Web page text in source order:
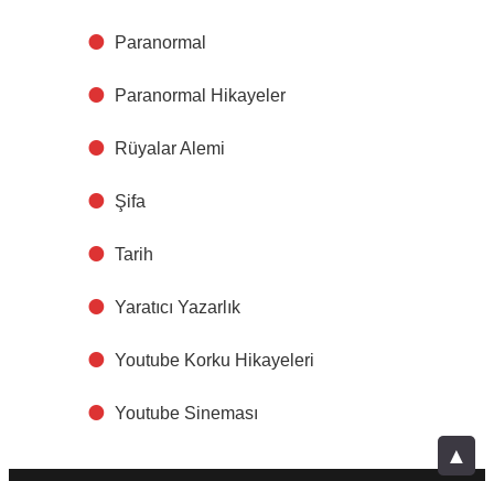
Paranormal
Paranormal Hikayeler
Rüyalar Alemi
Şifa
Tarih
Yaratıcı Yazarlık
Youtube Korku Hikayeleri
Youtube Sineması
▲